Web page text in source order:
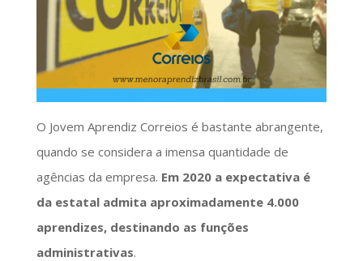
O Jovem Aprendiz Correios é bastante abrangente,
quando se considera a imensa quantidade de
agências da empresa. Em 2020 a expectativa é
da estatal admita aproximadamente 4.000
aprendizes, destinando as funções
administrativas.